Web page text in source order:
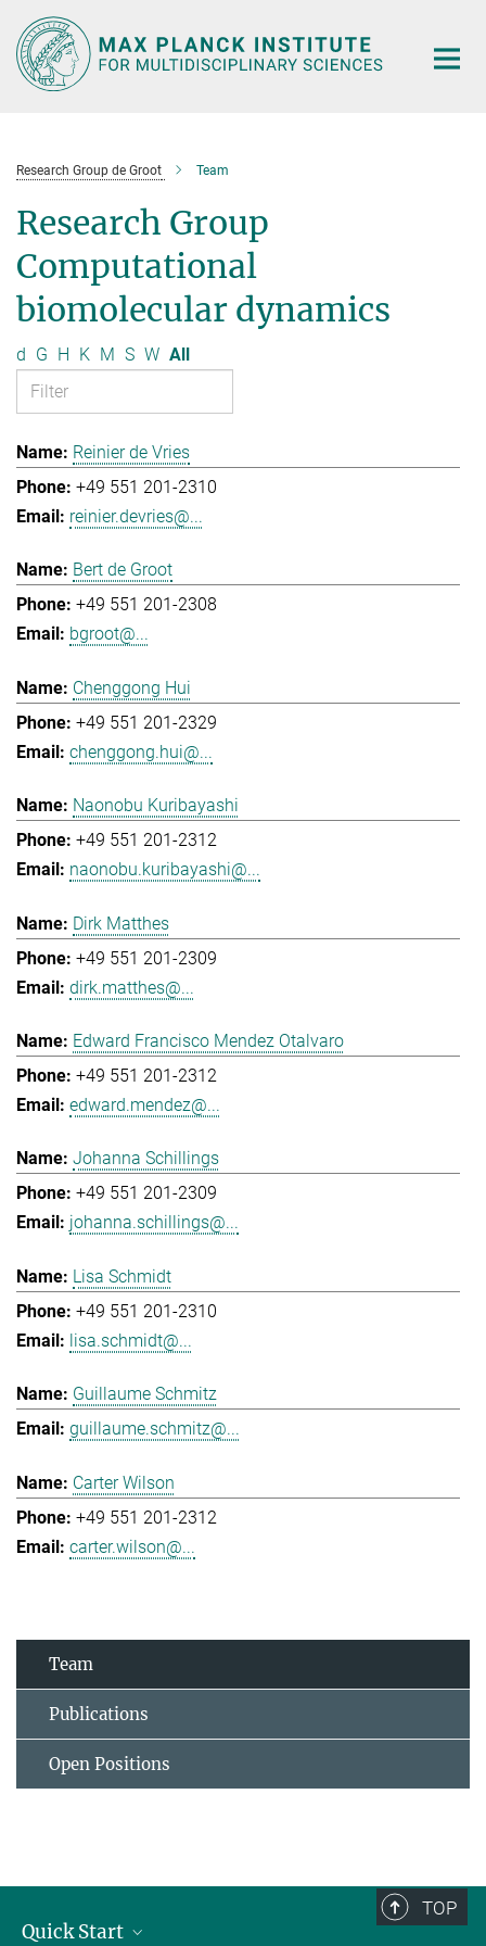
Main-
Content
Research Group de Groot Team
Research Group
Computational
biomolecular dynamics
d G H K M S W All
Reinier de Vries
+49 551 201-2310
reinier.devries@...
Bert de Groot
+49 551 201-2308
bgroot@...
Chenggong Hui
+49 551 201-2329
chenggong.hui@...
Naonobu Kuribayashi
+49 551 201-2312
naonobu.kuribayashi@...
Dirk Matthes
+49 551 201-2309
dirk.matthes@...
Edward Francisco Mendez Otalvaro
+49 551 201-2312
edward.mendez@...
Johanna Schillings
+49 551 201-2309
johanna.schillings@...
Lisa Schmidt
+49 551 201-2310
lisa.schmidt@...
Guillaume Schmitz
guillaume.schmitz@...
Carter Wilson
+49 551 201-2312
carter.wilson@...
Team
Publications
Open Positions
TOP
Quick Start